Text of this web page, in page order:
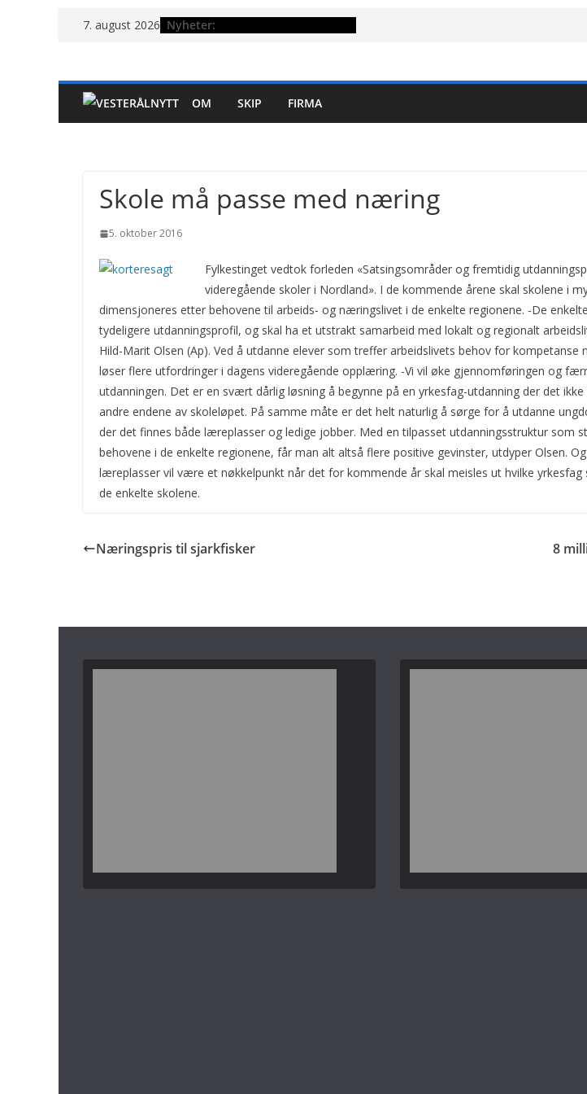
Hopp7. august 2026 Nyheter:
OM SKIP FIRMA
Skole må passe med næring
5. oktober 2016
Fylkestinget vedtok forleden «Satsingsområder og fremtidig
videregående skoler i Nordland». I de kommende årene skal skolene i
dimensjoneres etter behovene til arbeids- og næringslivet i de enkelte regionene. -De
tydeligere utdanningsprofil, og skal ha et utstrakt samarbeid med lokalt og regionalt
Hild-Marit Olsen (Ap). Ved å utdanne elever som treffer arbeidslivets behov for kompetanse
løser flere utfordringer i dagens videregående opplæring. -Vi vil øke gjennomføringen og
utdanningen. Det er en svært dårlig løsning å begynne på en yrkesfag-utdanning der det
andre endene av skoleløpet. På samme måte er det helt naturlig å sørge for å utdanne
der det finnes både læreplasser og ledige jobber. Med en tilpasset utdanningsstruktur som
behovene i de enkelte regionene, får man alt altså flere positive gevinster, utdyper Olsen.
læreplasser vil være et nøkkelpunkt når det for kommende år skal meisles ut hvilke
de enkelte skolene.
Næringspris til sjarkfisker 8